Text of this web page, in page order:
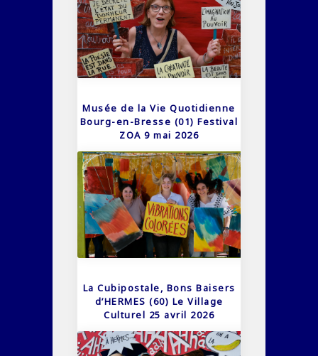
Musée de la Vie Quotidienne
Bourg-en-Bresse (01) Festival
ZOA 9 mai 2026
La Cubipostale, Bons Baisers
d’HERMES (60) Le Village
Culturel 25 avril 2026